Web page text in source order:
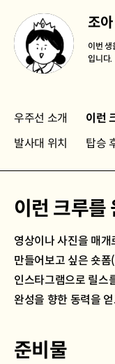
조아
이번 생
입니다.
우주선 소개 이런
발사대 위치
탑승
이런 크루를
영상이나 사진을 매
만들어보고 싶은 숏
인스타그램으로 릴스
완성을 향한 동력을
준비물